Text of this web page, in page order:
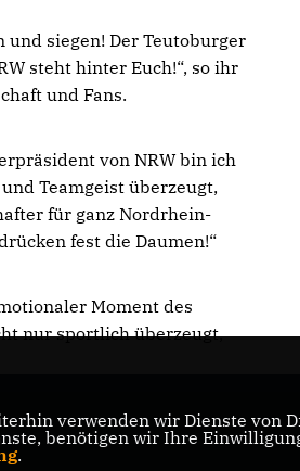
und siegen! Der Teutoburger
steht hinter Euch!“, so ihr
und Fans.
von NRW bin ich
Teamgeist überzeugt,
für ganz Nordrhein-
fest die Daumen!“
Moment des
nur sportlich überzeugt,
verwenden wir Dienste von
benötigen wir Ihre
.